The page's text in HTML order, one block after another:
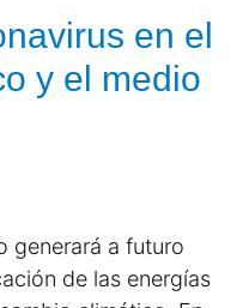
en el
y el medio
generará a futuro
de las energías